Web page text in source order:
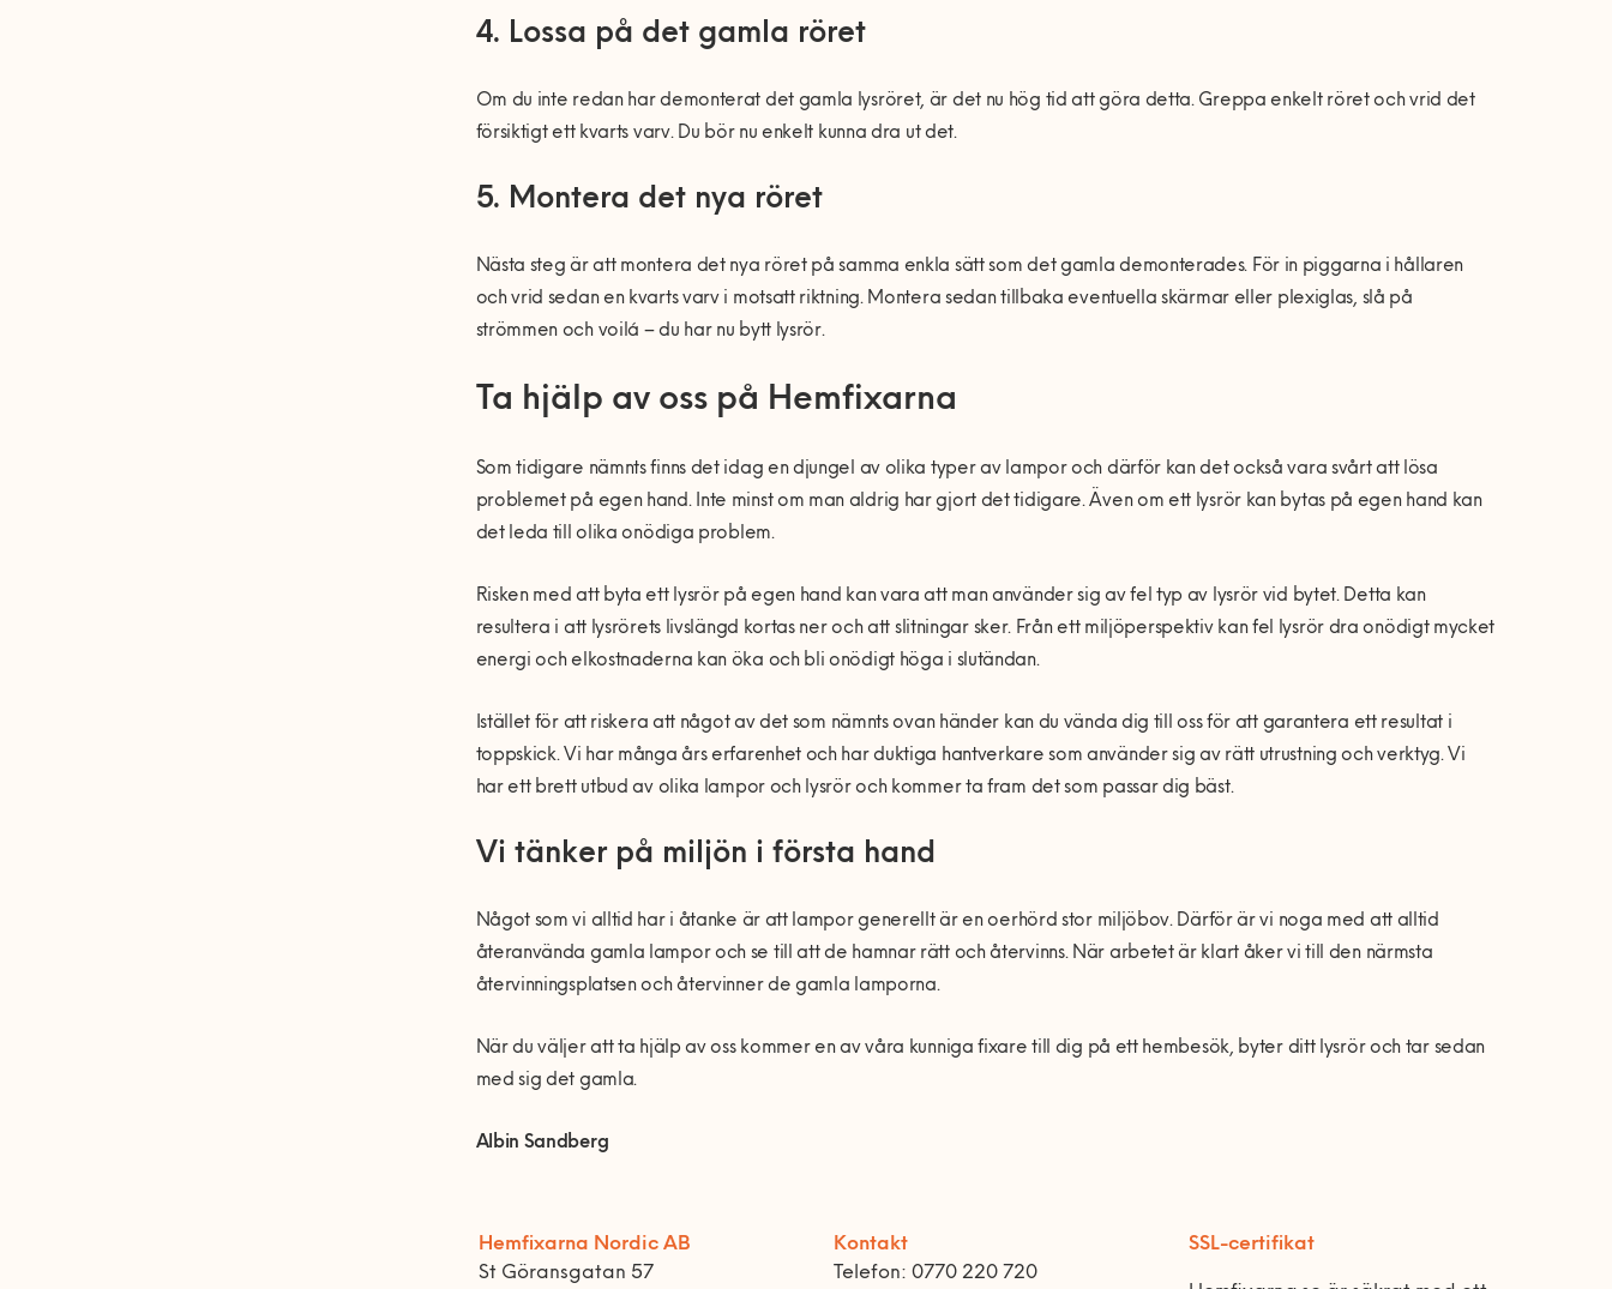
4. Lossa på det gamla röret
Om du inte redan har demonterat det gamla lysröret, är det nu hög tid att göra detta. Greppa enkelt röret och vrid det
försiktigt ett kvarts varv. Du bör nu enkelt kunna dra ut det.
5. Montera det nya röret
Nästa steg är att montera det nya röret på samma enkla sätt som det gamla demonterades. För in piggarna i hållaren
och vrid sedan en kvarts varv i motsatt riktning. Montera sedan tillbaka eventuella skärmar eller plexiglas, slå på
strömmen och voilá – du har nu bytt lysrör.
Ta hjälp av oss på Hemfixarna
Som tidigare nämnts finns det idag en djungel av olika typer av lampor och därför kan det också vara svårt att lösa
problemet på egen hand. Inte minst om man aldrig har gjort det tidigare. Även om ett lysrör kan bytas på egen hand kan
det leda till olika onödiga problem.
Risken med att byta ett lysrör på egen hand kan vara att man använder sig av fel typ av lysrör vid bytet. Detta kan
resultera i att lysrörets livslängd kortas ner och att slitningar sker. Från ett miljöperspektiv kan fel lysrör dra onödigt mycket
energi och elkostnaderna kan öka och bli onödigt höga i slutändan.
Istället för att riskera att något av det som nämnts ovan händer kan du vända dig till oss för att garantera ett resultat i
toppskick. Vi har många års erfarenhet och har duktiga hantverkare som använder sig av rätt utrustning och verktyg. Vi
har ett brett utbud av olika lampor och lysrör och kommer ta fram det som passar dig bäst.
Vi tänker på miljön i första hand
Något som vi alltid har i åtanke är att lampor generellt är en oerhörd stor miljöbov. Därför är vi noga med att alltid
återanvända gamla lampor och se till att de hamnar rätt och återvinns. När arbetet är klart åker vi till den närmsta
återvinningsplatsen och återvinner de gamla lamporna.
När du väljer att ta hjälp av oss kommer en av våra kunniga fixare till dig på ett hembesök, byter ditt lysrör och tar sedan
med sig det gamla.
Albin Sandberg
Hemfixarna Nordic AB
St Göransgatan 57
Kontakt
Telefon: 0770 220 720
SSL-certifikat